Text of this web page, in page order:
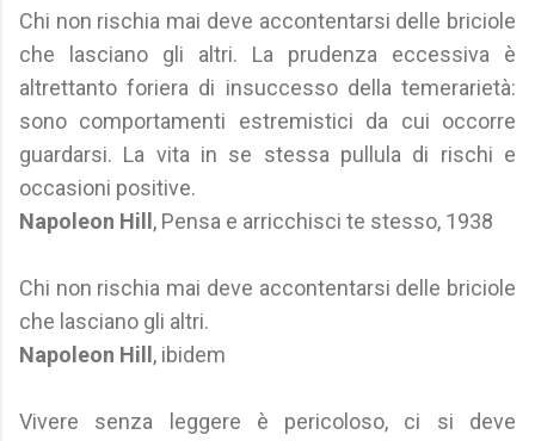
Chi non rischia mai deve accontentarsi delle briciole
che lasciano gli altri. La prudenza eccessiva è
altrettanto foriera di insuccesso della temerarietà:
sono comportamenti estremistici da cui occorre
guardarsi. La vita in se stessa pullula di rischi e
occasioni positive.
Napoleon Hill , Pensa e arricchisci te stesso, 1938
Chi non rischia mai deve accontentarsi delle briciole
che lasciano gli altri.
Napoleon Hill , ibidem
Vivere senza leggere è pericoloso, ci si deve